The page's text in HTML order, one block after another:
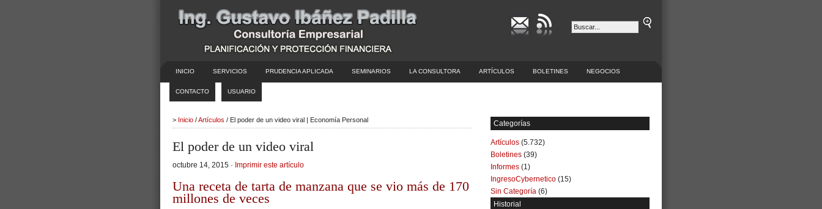
INICIO SERVICIOS PRUDENCIA APLICADA SEMINARIOS LA CONSULTORA ARTÍCULOS BOLETINES NEGOCIOS
CONTACTO USUARIO
> Inicio /Artículos / El poder de un video viral | Economía Personal
El poder de un video viral
octubre 14, 2015 · Imprimir este artículo
Una receta de tarta de manzana que se vio más de 170
millones de veces
Categorías
Artículos (5.732)
Boletines (39)
Informes (1)
IngresoCybernetico (15)
Sin Categoría (6)
Historial